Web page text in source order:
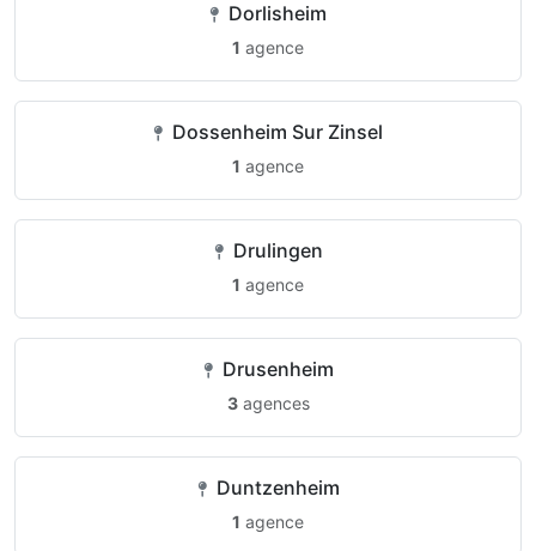
Dorlisheim
1 agence
Dossenheim Sur Zinsel
1 agence
Drulingen
1 agence
Drusenheim
3agences
Duntzenheim
1 agence